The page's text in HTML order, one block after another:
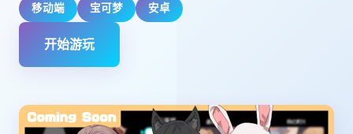
移动端 宝可梦 安卓
开始游玩